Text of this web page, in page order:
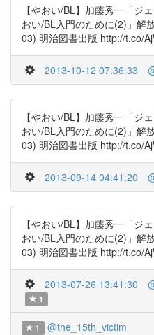
【やおい/BL】加藤秀一「ジ
おい/BL入門のために(2)」解
03) 明治図書出版 http://t.co/
2013-10-12 07:36:33
【やおい/BL】加藤秀一「ジ
おい/BL入門のために(2)」解
03) 明治図書出版 http://t.co/
2013-09-14 04:41:20
【やおい/BL】加藤秀一「ジ
おい/BL入門のために(2)」解
03) 明治図書出版 http://t.co/
2013-07-26 13:41:30
1
1 @the_15th_victim